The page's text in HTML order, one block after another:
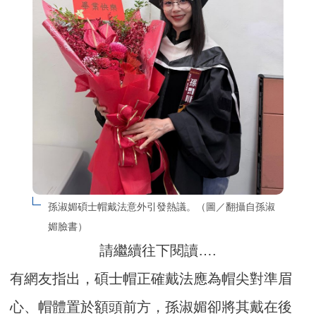
孫淑媚碩士帽戴法意外引發熱議。（圖／翻攝自孫淑
媚臉書）
請繼續往下閱讀….
有網友指出，碩士帽正確戴法應為帽尖對準眉
心、帽體置於額頭前方，孫淑媚卻將其戴在後